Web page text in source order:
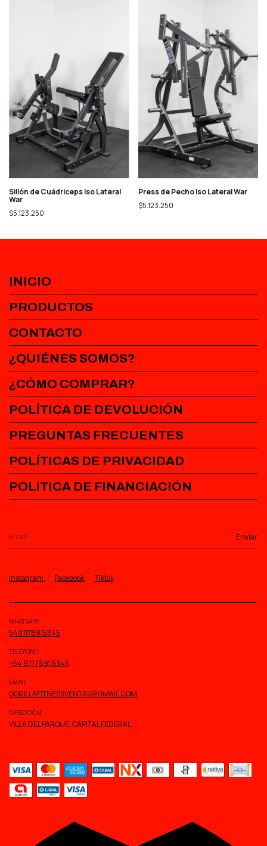
Sillón de Cuádriceps Iso Lateral
War
$5.123.250
Press de Pecho Iso Lateral War
$5.123.250
INICIO
PRODUCTOS
CONTACTO
¿QUIÉNES SOMOS?
¿CÓMO COMPRAR?
POLÍTICA DE DEVOLUCIÓN
PREGUNTAS FRECUENTES
POLÍTICAS DE PRIVACIDAD
POLITICA DE FINANCIACIÓN
Instagram Facebook Tiktok
WHATSAPP
5491178915345
TELÉFONO
+54 9 11 7891 5345
EMAIL
GORILLAFITNESSVENTAS@GMAIL.COM
DIRECCIÓN
VILLA DEL PARQUE, CAPITAL FEDERAL